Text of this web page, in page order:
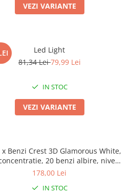
VEZI VARIANTE
Led Light
81,34 Lei79,99 Lei
IN STOC
VEZI VARIANTE
x Benzi Crest 3D Glamorous White,
20 benzi albire, nivel
6, aplicare 30 min, benzi albire
178,00 Lei
IN STOC